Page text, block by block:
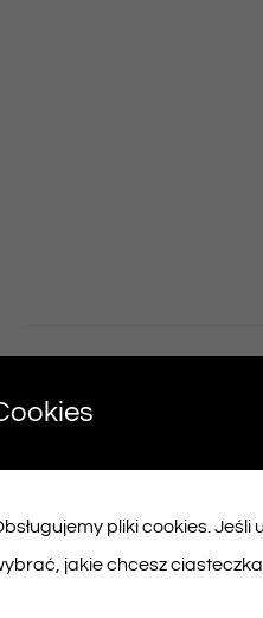
Podobne produkty
pliki cookies. Jeśli
jakie chcesz